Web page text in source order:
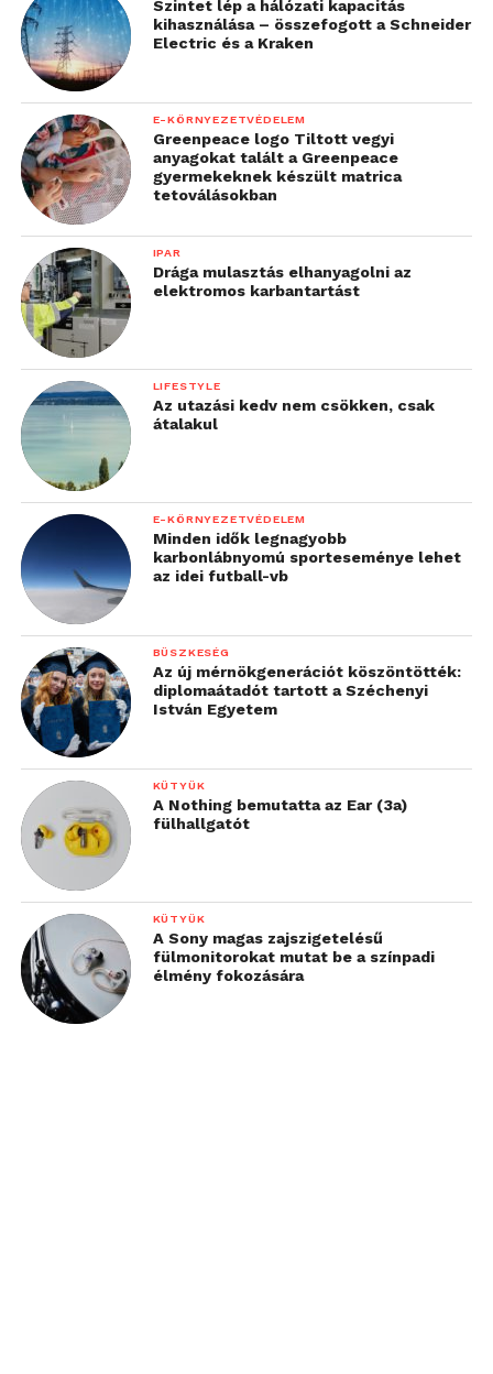
napos esemény, a ticketingtől a készpénzmentes
fizetést biztosító chipes karszalagig minden a
legkorszerűbb világsztenderdek szerint zajlott
Georgia legfiatalabb fesztiválján.
Szintet lép a hálózati kapacitás
kihasználása – összefogott a Schneider
Electric és a Kraken
E-KÖRNYEZETVÉDELEM
Greenpeace logo Tiltott vegyi
anyagokat talált a Greenpeace
gyermekeknek készült matrica
tetoválásokban
IPAR
Drága mulasztás elhanyagolni az
elektromos karbantartást
LIFESTYLE
Az utazási kedv nem csökken, csak
átalakul
E-KÖRNYEZETVÉDELEM
Minden idők legnagyobb
karbonlábnyomú sporteseménye lehet
az idei futball-vb
BÜSZKESÉG
Az új mérnökgenerációt köszöntötték:
diplomaátadót tartott a Széchenyi
István Egyetem
KÜTYÜK
A Nothing bemutatta az Ear (3a)
fülhallgatót
KÜTYÜK
A Sony magas zajszigetelésű
fülmonitorokat mutat be a színpadi
élmény fokozására